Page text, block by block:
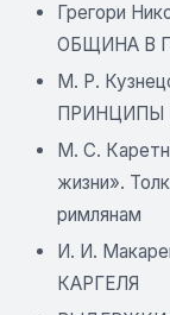
Грегори
ОБЩИНА В
М. Р.
ПРИНЦИПЫ
М. С.
жизни».
римлянам
И. И.
КАРГЕЛЯ